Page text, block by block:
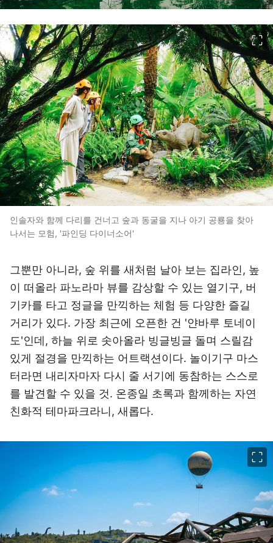
인솔자와 함께 다리를 건너고 숲과 동굴을 지나 아기 공룡을 찾아
나서는 모험, '파인딩 다이너소어'
그뿐만 아니라, 숲 위를 새처럼 날아 보는 집라인, 높
이 떠올라 파노라마 뷰를 감상할 수 있는 열기구, 버
기카를 타고 정글을 만끽하는 체험 등 다양한 즐길
거리가 있다. 가장 최근에 오픈한 건 '얀바루 토네이
도'인데, 하늘 위로 솟아올라 빙글빙글 돌며 스릴감
있게 절경을 만끽하는 어트랙션이다. 놀이기구 마스
터라면 내리자마자 다시 줄 서기에 동참하는 스스로
를 발견할 수 있을 것. 온종일 초록과 함께하는 자연
친화적 테마파크라니, 새롭다.